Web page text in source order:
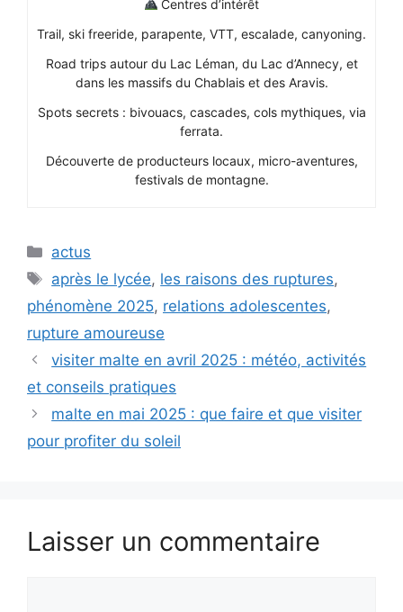
Centres d’intérêt
Trail, ski freeride, parapente, VTT, escalade, canyoning.
Road trips autour du Lac Léman, du Lac d’Annecy, et
dans les massifs du Chablais et des Aravis.
Spots secrets : bivouacs, cascades, cols mythiques, via
ferrata.
Découverte de producteurs locaux, micro-aventures,
festivals de montagne.
Catégories
actus
Étiquettes
après le lycée, les raisons des ruptures,
phénomène 2025, relations adolescentes,
rupture amoureuse
visiter malte en avril 2025 : météo, activités
et conseils pratiques
malte en mai 2025 : que faire et que visiter
pour profiter du soleil
Laisser un commentaire